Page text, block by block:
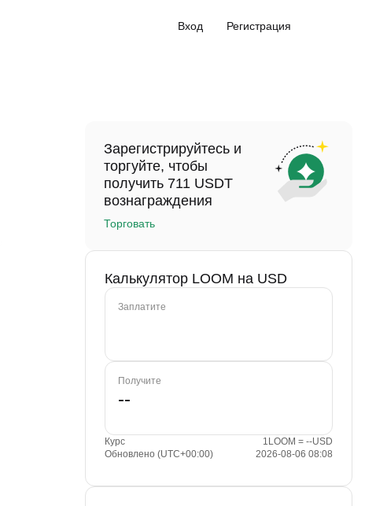
Вход Регистрация
Зарегистрируйтесь и
торгуйте, чтобы
получить 711 USDT
вознаграждения
Торговать
Калькулятор LOOM на USD
Заплатите
Получите
Курс
1LOOM = --USD
Обновлено (UTC+00:00)
2026-08-06 08:08